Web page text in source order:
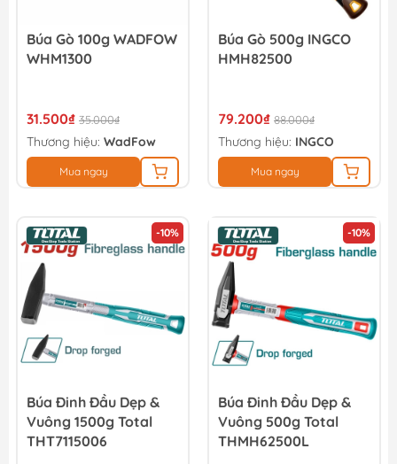
Búa Gò 100g WADFOW
WHM1300
31.500₫ 35.000₫
Thương hiệu: WadFow
Mua ngay
Búa Gò 500g INGCO
HMH82500
79.200₫ 88.000₫
Thương hiệu: INGCO
Mua ngay
-10%
Búa Đinh Đầu Dẹp &
Vuông 1500g Total
THT7115006
-10%
Búa Đinh Đầu Dẹp &
Vuông 500g Total
THMH62500L